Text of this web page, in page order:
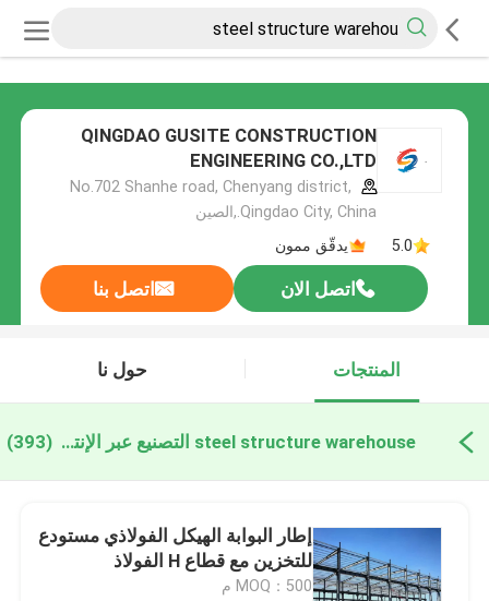
QINGDAO GUSITE CONSTRUCTION
ENGINEERING CO.,LTD
No.702 Shanhe road, Chenyang district,
Qingdao City, China.,الصين
5.0
يدقّق ممون
اتصل الان اتصل بنا
المنتجات حول نا
steel structure warehouse التصنيع عبر الإنترنت (393)
إطار البوابة الهيكل الفولاذي مستودع
للتخزين مع قطاع H الفولاذ
MOQ：500 م